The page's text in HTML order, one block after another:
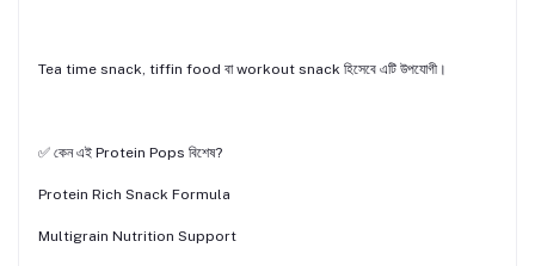
Tea time snack, tiffin food বা workout snack হিসেবে এটি উপযোগী।
✅ কেন এই Protein Pops বিশেষ?
Protein Rich Snack Formula
Multigrain Nutrition Support